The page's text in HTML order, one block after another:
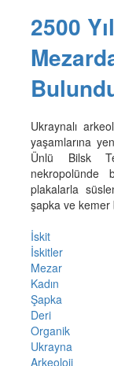
2500
Ukraynalı
yaşamlarına
Ünlü Bilsk
nekropolünde
plakalarla
şapka ve kemer
İskit
İskitler
Mezar
Kadın
Şapka
Deri
Organik
Ukrayna
Arkeoloji